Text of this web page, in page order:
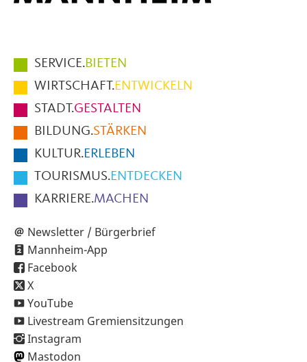
Hauptmenüpunkte
im
Fußbereich
der
Seite
SERVICE.BIETEN
WIRTSCHAFT.ENTWICKELN
STADT.GESTALTEN
BILDUNG.STÄRKEN
KULTUR.ERLEBEN
TOURISMUS.ENTDECKEN
KARRIERE.MACHEN
Newsletter / Bürgerbrief
Mannheim-App
Facebook
X
YouTube
Livestream Gremiensitzungen
Instagram
Mastodon